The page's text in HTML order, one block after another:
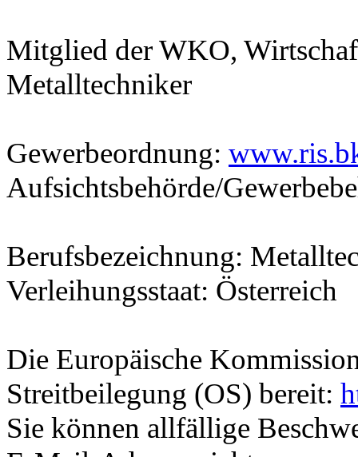
Mitglied der WKO,
Metalltechniker
Gewerbeordnung:
Aufsichtsbehörde/
Berufsbezeichnung:
Verleihungsstaat: Österreich
Die Europäische
Streitbeilegung (OS) bereit:
Sie können allfällige